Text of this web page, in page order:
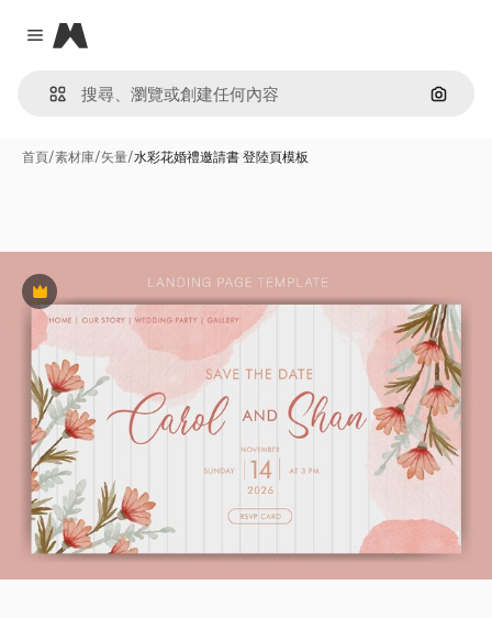
Close menu
Magnific
通過圖
首頁/素材庫/矢量/水彩花婚禮邀請書 登陸頁模板
Premium